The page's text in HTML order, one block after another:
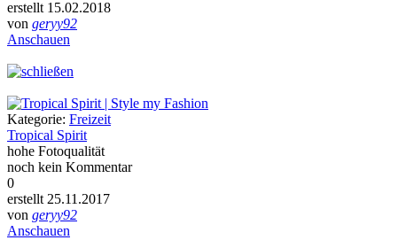
erstellt 15.02.2018
von geryy92
Anschauen
Kategorie: Freizeit
Tropical Spirit
hohe Fotoqualität
noch kein Kommentar
0
erstellt 25.11.2017
von geryy92
Anschauen